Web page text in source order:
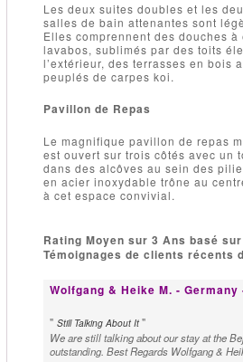
Les deux suites doubles et les
salles de bain attenantes sont
Elles comprennent des douches
lavabos, sublimés par des toits
l’extérieur, des terrasses en bois
peuplés de carpes koi.
Pavillon de Repas
Le magnifique pavillon de repas
est ouvert sur trois côtés avec un
dans des alcôves au sein des
en acier inoxydable trône au
à cet espace convivial.
Rating Moyen sur 3 Ans basé sur
Témoignages de clients récents
Wolfgang & Heike M. - Germany
" Still Talking About It "
We are still talking about our stay at the
outstanding. Best Regards Wolfgang &